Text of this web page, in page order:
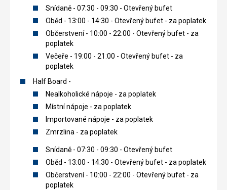
Snídaně - 07:30 - 09:30 - Otevřený bufet
Oběd - 13:00 - 14:30 - Otevřený bufet - za poplatek
Občerstvení - 10:00 - 22:00 - Otevřený bufet - za
poplatek
Večeře - 19:00 - 21:00 - Otevřený bufet - za
poplatek
Half Board -
Nealkoholické nápoje - za poplatek
Místní nápoje - za poplatek
Importované nápoje - za poplatek
Zmrzlina - za poplatek
Snídaně - 07:30 - 09:30 - Otevřený bufet
Oběd - 13:00 - 14:30 - Otevřený bufet - za poplatek
Občerstvení - 10:00 - 22:00 - Otevřený bufet - za
poplatek